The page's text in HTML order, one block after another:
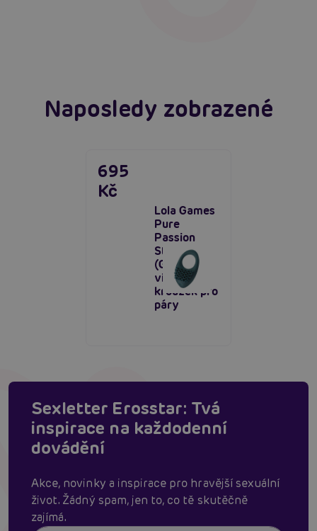
Naposledy zobrazené
Lola Games
Pure
Passion
Stellar
(Green),
vibrační
kroužek pro
páry
695
Kč
Sexletter Erosstar: Tvá
inspirace na každodenní
dovádění
Akce, novinky a inspirace pro hravější sexuální
život. Žádný spam, jen to, co tě skutěčně
zajímá.